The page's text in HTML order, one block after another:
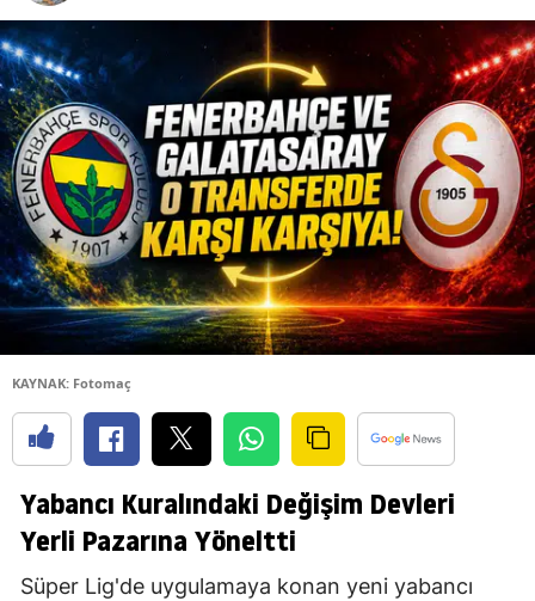
KAYNAK: Fotomaç
Yabancı Kuralındaki Değişim Devleri
Yerli Pazarına Yöneltti
Süper Lig'de uygulamaya konan yeni yabancı